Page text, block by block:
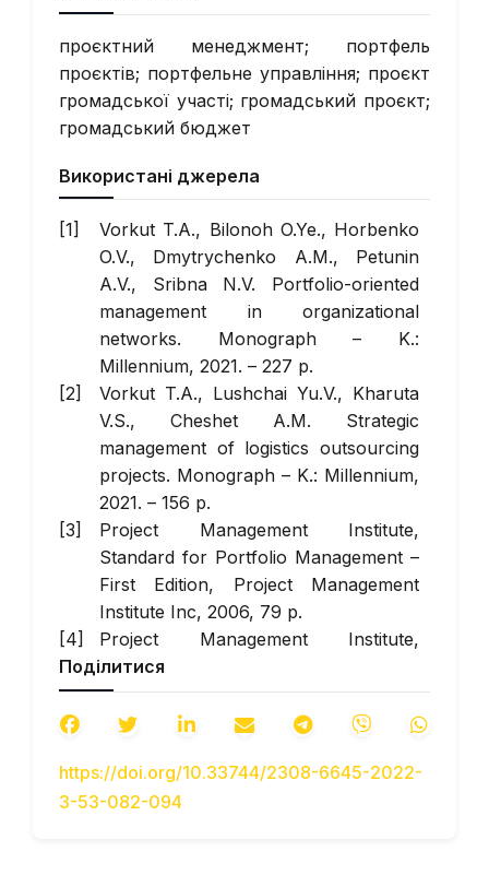
проєктний менеджмент; портфель
проєктів; портфельне управління; проєкт
громадської участі; громадський проєкт;
громадський бюджет
Використані джерела
Vorkut T.A., Bilonoh O.Ye., Horbenko
O.V., Dmytrychenko A.M., Petunin
A.V., Sribna N.V. Portfolio-oriented
management in organizational
networks. Monograph – K.:
Millennium, 2021. – 227 p.
Vorkut T.А., Lushchai Yu.V., Kharuta
V.S., Cheshet A.M. Strategic
management of logistics outsourcing
projects. Monograph – K.: Millennium,
2021. – 156 p.
Project Management Institute,
Standard for Portfolio Management –
First Edition, Project Management
Institute Inc, 2006, 79 p.
Project Management Institute,
Standard for Portfolio Management –
Second Edition, Project Management
Institute Inc, 2008, 146 p.
Standard for Portfolio Management –
Third Edition, Project Management
Поділитися
https://doi.org/10.33744/2308-6645-2022-
3-53-082-094